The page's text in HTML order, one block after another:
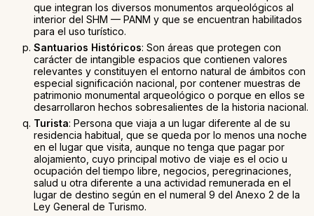
que integran los diversos monumentos arqueológicos al
interior del SHM — PANM y que se encuentran habilitados
para el uso turístico.
Santuarios Históricos: Son áreas que protegen con
carácter de intangible espacios que contienen valores
relevantes y constituyen el entorno natural de ámbitos con
especial significación nacional, por contener muestras de
patrimonio monumental arqueológico o porque en ellos se
desarrollaron hechos sobresalientes de la historia nacional.
Turista: Persona que viaja a un lugar diferente al de su
residencia habitual, que se queda por lo menos una noche
en el lugar que visita, aunque no tenga que pagar por
alojamiento, cuyo principal motivo de viaje es el ocio u
ocupación del tiempo libre, negocios, peregrinaciones,
salud u otra diferente a una actividad remunerada en el
lugar de destino según en el numeral 9 del Anexo 2 de la
Ley General de Turismo.